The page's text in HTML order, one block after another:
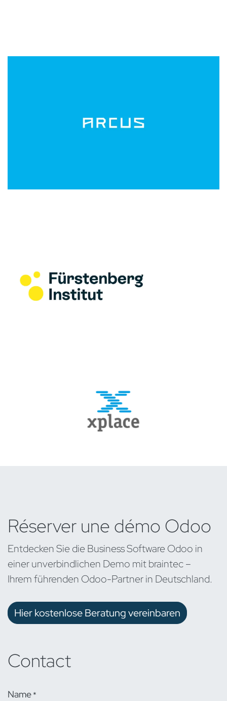
Réserver une démo Odoo
Entdecken Sie die Business Software Odoo in
einer unverbindlichen Demo mit braintec –
Ihrem führenden Odoo-Partner in Deutschland.
Hier kostenlose Beratung vereinbaren
Contact
Name*